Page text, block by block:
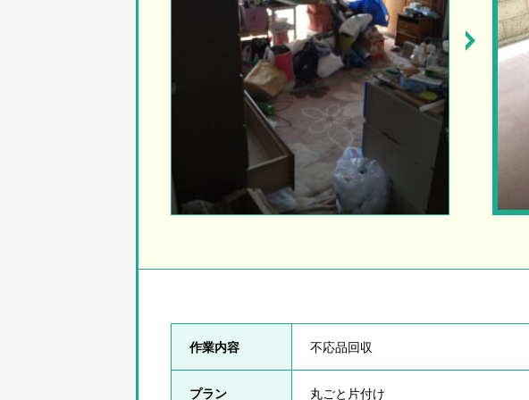
作業内容 不応品回収
プラン 丸ごと片付け